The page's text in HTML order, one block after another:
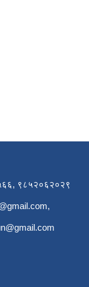
९८५२०६२०२९
,